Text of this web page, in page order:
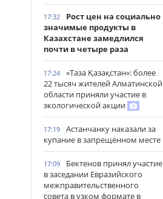
17:32
Рост цен на социально
значимые продукты в
Казахстане замедлился
почти в четыре раза
17:24
«Таза Қазақстан»: более
22 тысяч жителей Алматинской
области приняли участие в
экологической акции
17:19
Астанчанку наказали за
купание в запрещённом месте
17:09
Бектенов принял участие
в заседании Евразийского
межправительственного
совета в узком формате в